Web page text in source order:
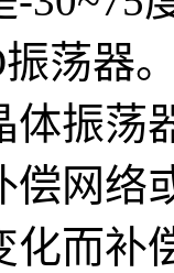
荡器。
体振荡
偿网络
化而补